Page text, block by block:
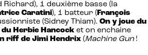
1 deuxième basse (la
Caratini), 1 batteur ( François
(Sidney Thiam). On y joue du
Herbie Hancock et on enchaine
riff de Jimi Hendrix (Machine Gun !